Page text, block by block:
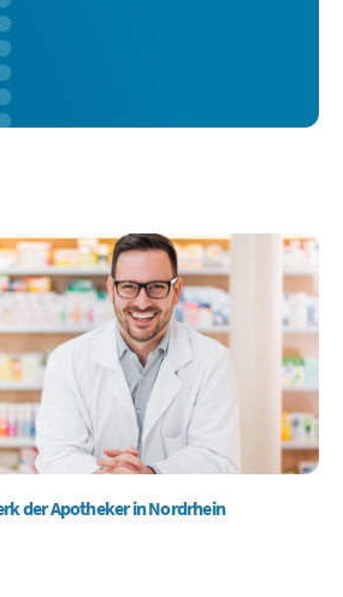
der Apotheker in Nordrhein